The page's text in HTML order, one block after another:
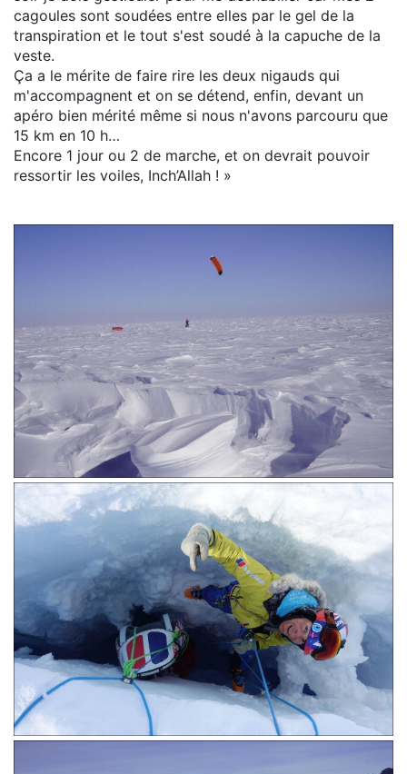
cagoules sont soudées entre elles par le gel de la
transpiration et le tout s'est soudé à la capuche de la
veste.
Ça a le mérite de faire rire les deux nigauds qui
m'accompagnent et on se détend, enfin, devant un
apéro bien mérité même si nous n'avons parcouru que
15 km en 10 h…
Encore 1 jour ou 2 de marche, et on devrait pouvoir
ressortir les voiles, Inch’Allah ! »